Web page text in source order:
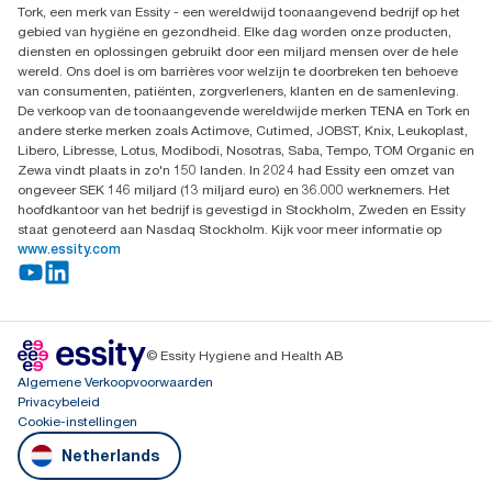
Dispenserklacht
Essity Netherlands B.V.
Arnhemse Bovenweg 120
3708 AH ZEIST
Nederland
Tork, een merk van Essity - een wereldwijd toonaangevend bedrijf op het
gebied van hygiëne en gezondheid. Elke dag worden onze producten,
diensten en oplossingen gebruikt door een miljard mensen over de hele
wereld. Ons doel is om barrières voor welzijn te doorbreken ten behoeve
van consumenten, patiënten, zorgverleners, klanten en de samenleving.
De verkoop van de toonaangevende wereldwijde merken TENA en Tork en
andere sterke merken zoals Actimove, Cutimed, JOBST, Knix, Leukoplast,
Libero, Libresse, Lotus, Modibodi, Nosotras, Saba, Tempo, TOM Organic en
Zewa vindt plaats in zo'n 150 landen. In 2024 had Essity een omzet van
ongeveer SEK 146 miljard (13 miljard euro) en 36.000 werknemers. Het
hoofdkantoor van het bedrijf is gevestigd in Stockholm, Zweden en Essity
staat genoteerd aan Nasdaq Stockholm. Kijk voor meer informatie op
www.essity.com
© Essity Hygiene and Health AB
Algemene Verkoopvoorwaarden
Privacybeleid
Cookie-instellingen
Netherlands